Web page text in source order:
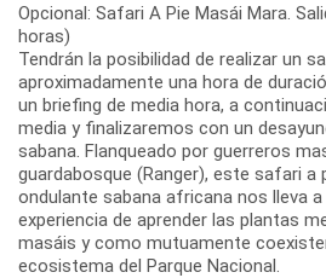
Opcional: Safari A Pie Masái Mara.
horas)
Tendrán la posibilidad de realizar un
aproximadamente una hora de
un briefing de media hora, a
media y finalizaremos con un
sabana. Flanqueado por guerreros
guardabosque (Ranger), este safari a
ondulante sabana africana nos lleva
experiencia de aprender las plantas
masáis y como mutuamente
ecosistema del Parque Nacional.